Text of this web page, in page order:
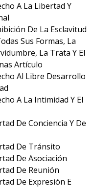
A La Libertad Y
De La Esclavitud
Sus Formas, La
La Trata Y El
Artículo
Al Libre Desarrollo
A La Intimidad Y El
De Conciencia Y De
De Tránsito
De Asociación
De Reunión
De Expresión E